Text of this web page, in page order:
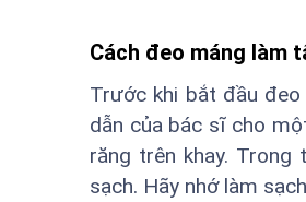
Cách đeo máng làm
Trước khi bắt đầu
dẫn của bác sĩ cho
răng trên khay.
sạch. Hãy nhớ làm